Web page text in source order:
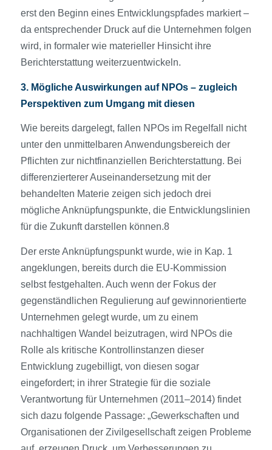
erst den Beginn eines Entwicklungspfades markiert –
da entsprechender Druck auf die Unternehmen folgen
wird, in formaler wie materieller Hinsicht ihre
Berichterstattung weiterzuentwickeln.
3. Mögliche Auswirkungen auf NPOs – zugleich
Perspektiven zum Umgang mit diesen
Wie bereits dargelegt, fallen NPOs im Regelfall nicht
unter den unmittelbaren Anwendungsbereich der
Pflichten zur nichtfinanziellen Berichterstattung. Bei
differenzierterer Auseinandersetzung mit der
behandelten Materie zeigen sich jedoch drei
mögliche Anknüpfungspunkte, die Entwicklungslinien
für die Zukunft darstellen können.8
Der erste Anknüpfungspunkt wurde, wie in Kap. 1
angeklungen, bereits durch die EU-Kommission
selbst festgehalten. Auch wenn der Fokus der
gegenständlichen Regulierung auf gewinnorientierte
Unternehmen gelegt wurde, um zu einem
nachhaltigen Wandel beizutragen, wird NPOs die
Rolle als kritische Kontrollinstanzen dieser
Entwicklung zugebilligt, von diesen sogar
eingefordert; in ihrer Strategie für die soziale
Verantwortung für Unternehmen (2011–2014) findet
sich dazu folgende Passage: „Gewerkschaften und
Organisationen der Zivilgesellschaft zeigen Probleme